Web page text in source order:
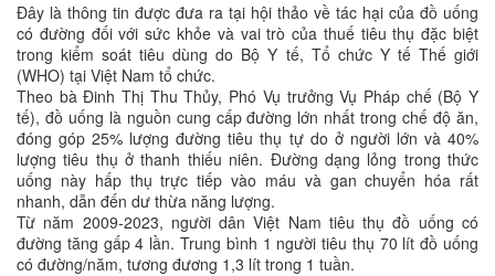
Đây là thông tin được đưa ra tại hội thảo về tác hại của đồ uống
có đường đối với sức khỏe và vai trò của thuế tiêu thụ đặc biệt
trong kiểm soát tiêu dùng do Bộ Y tế, Tổ chức Y tế Thế giới
(WHO) tại Việt Nam tổ chức.
Theo bà Đinh Thị Thu Thủy, Phó Vụ trưởng Vụ Pháp chế (Bộ Y
tế), đồ uống là nguồn cung cấp đường lớn nhất trong chế độ ăn,
đóng góp 25% lượng đường tiêu thụ tự do ở người lớn và 40%
lượng tiêu thụ ở thanh thiếu niên. Đường dạng lỏng trong thức
uống này hấp thụ trực tiếp vào máu và gan chuyển hóa rất
nhanh, dẫn đến dư thừa năng lượng.
Từ năm 2009-2023, người dân Việt Nam tiêu thụ đồ uống có
đường tăng gấp 4 lần. Trung bình 1 người tiêu thụ 70 lít đồ uống
có đường/năm, tương đương 1,3 lít trong 1 tuần.